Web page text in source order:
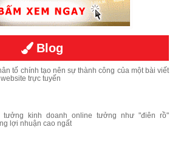
Blog
tố chính tạo nên sự thành công của một bài viết
trực tuyến
kinh doanh online tưởng như "điên rồ"
lợi nhuận cao ngất